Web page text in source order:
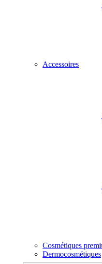
Accessoires
Cosmétiques
Dermocosmétiques